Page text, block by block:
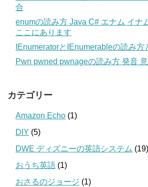
合
enumの読み方 Java C# エナム イナ
ここにあります
IEnumeratorとIEnumerableの読み
Pwn pwned pwnageの読み方 発音
カテゴリー
Amazon Echo (1)
DIY (5)
DWE ディズニーの英語システム (19)
おうち英語 (1)
おさるのジョージ (1)